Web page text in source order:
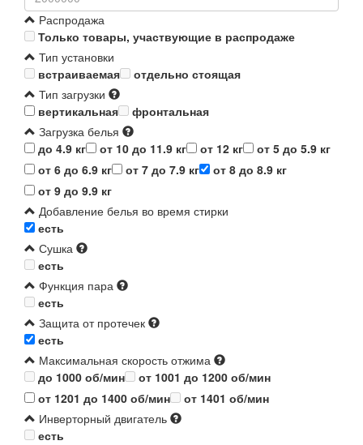
Распродажа
Только товары, участвующие в распродаже
Тип установки
встраиваемая
отдельно стоящая
Тип загрузки
вертикальная
фронтальная
Загрузка белья
до 4.9 кг
от 10 до 11.9 кг от 12 кг
от 5 до 5.9 кг
от 6 до 6.9 кг
от 7 до 7.9 кг
от 8 до 8.9 кг
от 9 до 9.9 кг
Добавление белья во время стирки
есть
Сушка
есть
Функция пара
есть
Защита от протечек
есть
Максимальная скорость отжима
до 1000 об/мин
от 1001 до 1200 об/мин
от 1201 до 1400 об/мин
от 1401 об/мин
Инверторный двигатель
есть